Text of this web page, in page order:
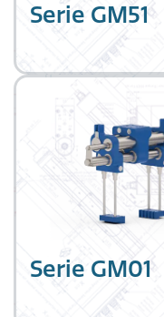
Serie GM51
Serie GM01